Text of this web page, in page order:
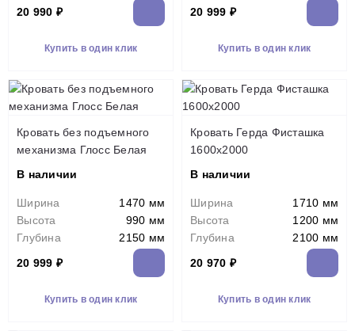
20 990 ₽
Купить в один клик
20 999 ₽
Купить в один клик
Кровать без подъемного
механизма Глосс Белая
В наличии
Ширина
1470 мм
Высота
990 мм
Глубина
2150 мм
20 999 ₽
Купить в один клик
Кровать Герда Фисташка
1600х2000
В наличии
Ширина
1710 мм
Высота
1200 мм
Глубина
2100 мм
20 970 ₽
Купить в один клик